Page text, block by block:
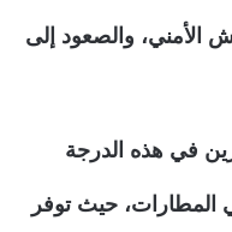
الأمني، والصعود إلى
في هذه الدرجة
حيث توفر